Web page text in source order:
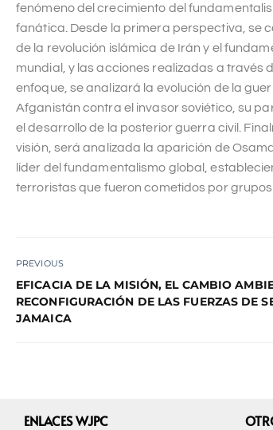
fenómeno del crecimiento del
fanática. Desde la primera perspectiva, se
de la revolución islámica de Irán y el
mundial, y las acciones realizadas a través
enfoque, se analizará la evolución de la
Afganistán contra el invasor soviético, su
el desarrollo de la posterior guerra civil.
visión, será analizada la aparición de
líder del fundamentalismo global,
terroristas que fueron cometidos por grupos
PREVIOUS
EFICACIA DE LA MISIÓN, EL CAMBIO
RECONFIGURACIÓN DE LAS FUERZAS DE
JAMAICA
ENLACES WJPC